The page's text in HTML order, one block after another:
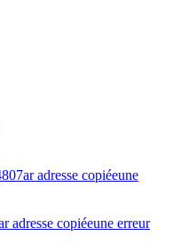
adresse copiéeune
adresse copiéeune erreur